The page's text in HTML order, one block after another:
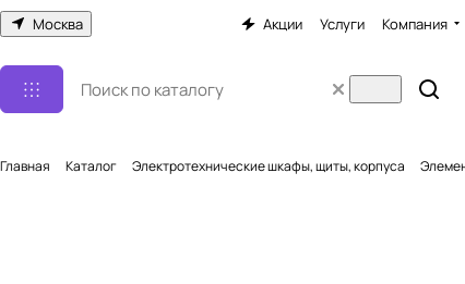
Москва Акции Услуги Компания
Главная Каталог Электротехнические шкафы, щиты, корпуса